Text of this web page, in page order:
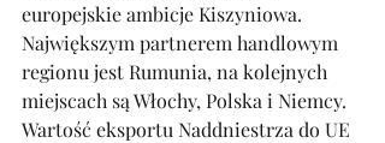
europejskie ambicje Kiszyniowa.
Największym partnerem handlowym
regionu jest Rumunia, na kolejnych
miejscach są Włochy, Polska i Niemcy.
Wartość eksportu Naddniestrza do UE